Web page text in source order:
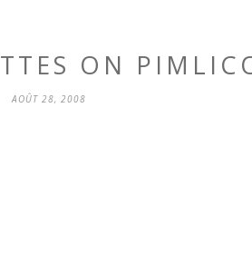
ON
AOÛT 28, 2008